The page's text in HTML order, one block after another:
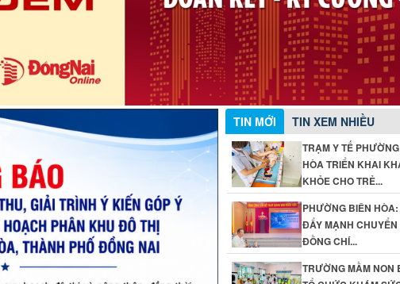
TIN MỚI TIN XEM NHIỀU
TRẠM Y TẾ
HÒA TRIỂN KHAI
KHỎE CHO TRẺ...
PHƯỜNG BIÊN
ĐẨY MẠNH CHUYỂN
ĐỒNG CHÍ...
TRƯỜNG MẦM NON